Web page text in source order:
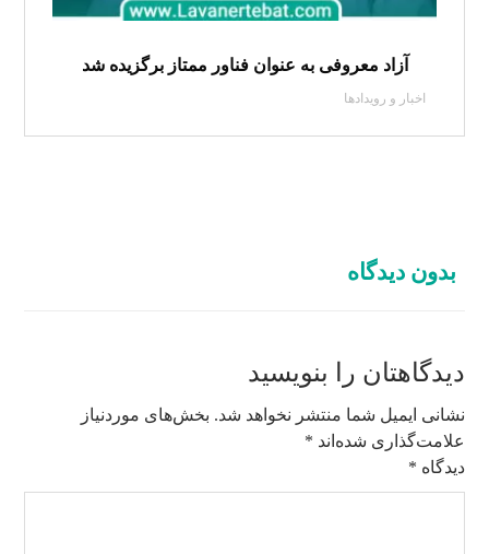
آزاد معروفی به عنوان فناور ممتاز برگزیده شد
اخبار و رویدادها
بدون دیدگاه
دیدگاهتان را بنویسید
نشانی ایمیل شما منتشر نخواهد شد. بخش‌های موردنیاز
علامت‌گذاری شده‌اند *
دیدگاه *